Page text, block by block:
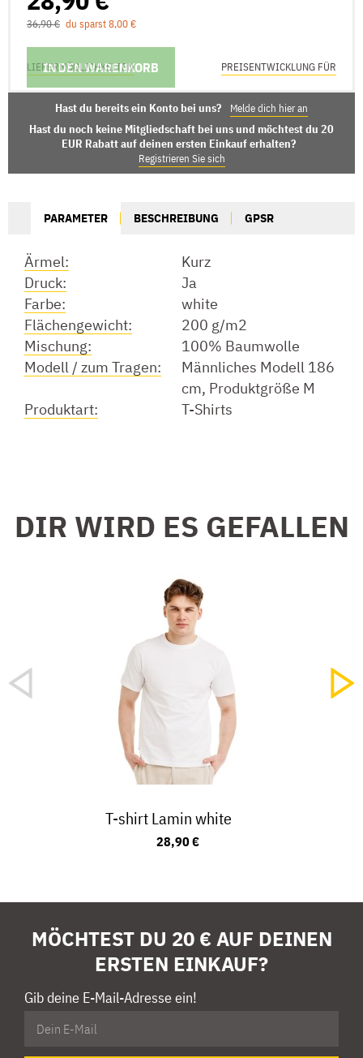
36,90 € du sparst 8,00 €
IN DEN WARENKORB
LIEFERMÖGLICHKEITEN PREISENTWICKLUNG FÜR
Hast du bereits ein Konto bei uns? Melde dich hier an
Hast du noch keine Mitgliedschaft bei uns und möchtest du 20
EUR Rabatt auf deinen ersten Einkauf erhalten?
Registrieren Sie sich
PARAMETER BESCHREIBUNG GPSR
Ärmel:
Kurz
Druck:
Ja
Farbe:
white
Flächengewicht:
200 g/m2
Mischung:
100% Baumwolle
Modell / zum Tragen:
Männliches Modell 186
cm, Produktgröße M
Produktart:
T-Shirts
DIR WIRD ES GEFALLEN
T-shirt Lamin white
28,90 €
MÖCHTEST DU 20 € AUF DEINEN
ERSTEN EINKAUF?
Gib deine E-Mail-Adresse ein!